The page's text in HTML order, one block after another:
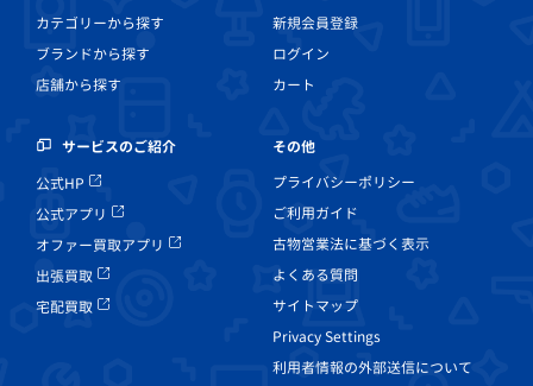
カテゴリーから探す
ブランドから探す
店舗から探す
新規会員登録
ログイン
カート
サービスのご紹介
公式HP
公式アプリ
オファー買取アプリ
出張買取
宅配買取
その他
プライバシーポリシー
ご利用ガイド
古物営業法に基づく表示
よくある質問
サイトマップ
Privacy Settings
利用者情報の外部送信について